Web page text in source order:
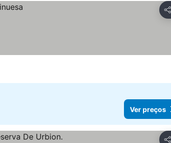
Ver preços